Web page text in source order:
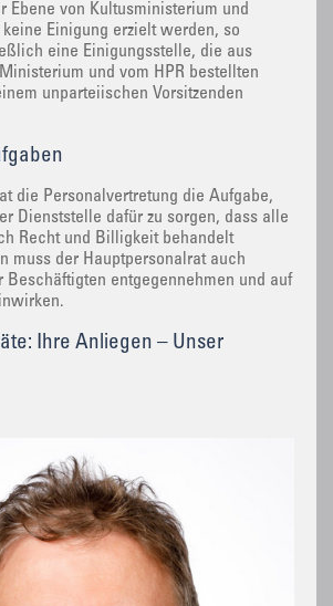
Ebene von Kultusministerium und
Einigung erzielt werden, so
eine Einigungsstelle, die aus
und vom HPR bestellten
unparteiischen Vorsitzenden
die Personalvertretung die Aufgabe,
Dienststelle dafür zu sorgen, dass alle
Recht und Billigkeit behandelt
muss der Hauptpersonalrat auch
Beschäftigten entgegennehmen und auf
Ihre Anliegen – Unser